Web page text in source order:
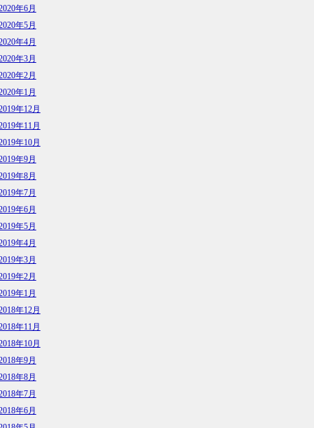
年6月
年5月
年4月
年3月
年2月
年1月
年12月
年11月
年10月
年9月
年8月
年7月
年6月
年5月
年4月
年3月
年2月
年1月
年12月
年11月
年10月
年9月
年8月
年7月
年6月